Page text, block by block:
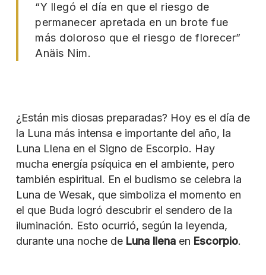
“Y llegó el día en que el riesgo de
permanecer apretada en un brote fue
más doloroso que el riesgo de florecer”
Anäis Nim.
¿Están mis diosas preparadas? Hoy es el día de
la Luna más intensa e importante del año, la
Luna Llena en el Signo de Escorpio. Hay
mucha energía psíquica en el ambiente, pero
también espiritual. En el budismo se celebra la
Luna de Wesak, que simboliza el momento en
el que Buda logró descubrir el sendero de la
iluminación. Esto ocurrió, según la leyenda,
durante una noche de Luna llenaen Escorpio.